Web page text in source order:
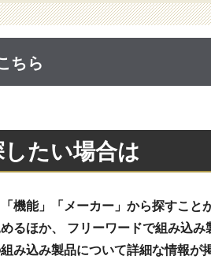
ちら
たい場合は
機能」「メーカー」から探すこと
るほか、 フリーワードで組み込み
み込み製品について詳細な情報が